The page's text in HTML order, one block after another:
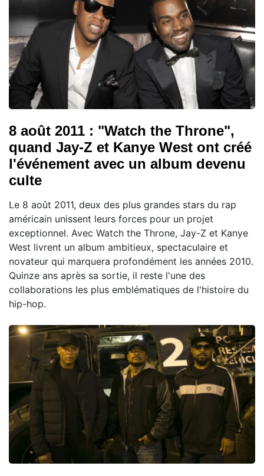
8 août 2011 : "Watch the Throne",
quand Jay-Z et Kanye West ont créé
l'événement avec un album devenu
culte
Le 8 août 2011, deux des plus grandes stars du rap
américain unissent leurs forces pour un projet
exceptionnel. Avec Watch the Throne, Jay-Z et Kanye
West livrent un album ambitieux, spectaculaire et
novateur qui marquera profondément les années 2010.
Quinze ans après sa sortie, il reste l'une des
collaborations les plus emblématiques de l'histoire du
hip-hop.